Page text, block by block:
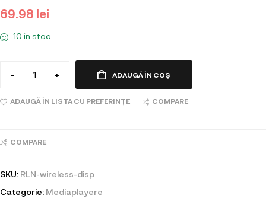
69.98 lei
10 în stoc
- + ADAUGĂ ÎN COȘ
ADAUGĂ ÎN LISTA CU PREFERINȚE COMPARE
COMPARE
SKU: RLN-wireless-disp
Categorie: Mediaplayere